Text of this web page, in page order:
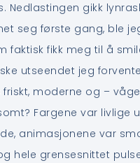
Nedlastingen gikk
seg første gang, ble
faktisk fikk meg til å
utseendet jeg
moderne og –
Fargene var livlige
animasjonene var
hele grensesnittet